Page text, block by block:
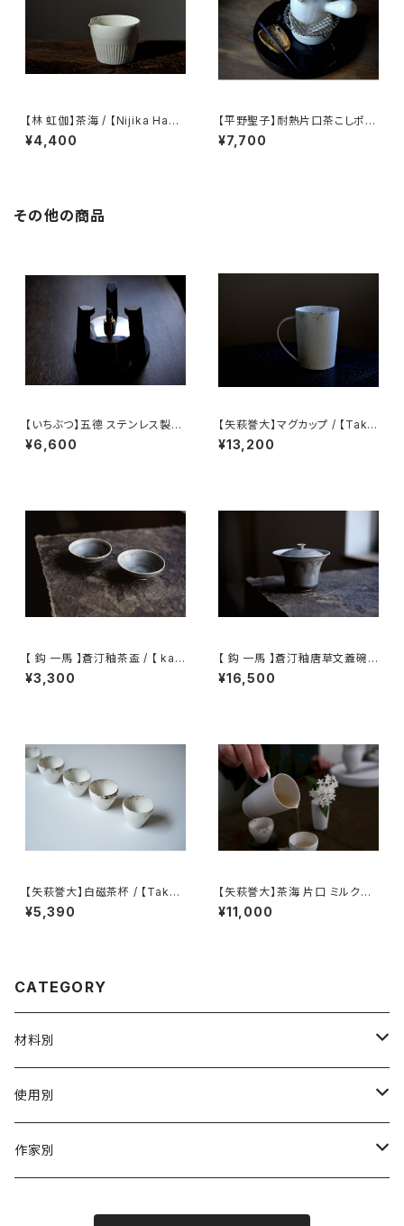
【林 虹伽】茶海 / 【Nijika Haya
shi 】tea pitcher
¥4,400
【平野聖子】耐熱片口茶こしポッ
ト / 【Masako Hirano】Heat-r
esistant spout tea strainer
¥7,700
その他の商品
【いちぶつ】五德 ステンレス製ア
ルコールランプ /【 ichibutu 】T
rivet stainless steel alcoh
¥6,600
【矢萩誉大】マグカップ / 【Taka
hiro Yahagi】Mug
¥13,200
【 鈎 一馬 】蒼汀釉茶盃 / 【 kaz
uma magari 】Teacup
¥3,300
【 鈎 一馬 】蒼汀釉唐草文蓋碗 /
【 kazuma magari 】Gaiwan
¥16,500
【矢萩誉大】白磁茶杯 / 【Takah
iro 】Yahagiteacup
¥5,390
【矢萩誉大】茶海 片口 ミルクピ
ッチャー / 【Takahiro Yahagi】
Fair cup Katakuchi Milk pit
¥11,000
CATEGORY
材料別
陶磁器
ガラス
使用別
茶壺 急须 土瓶
作家別